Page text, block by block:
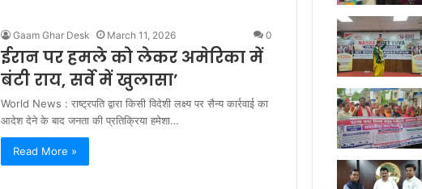
Gaam Ghar Desk March 11, 2026 0
ईरान पर हमले को लेकर अमेरिका में
बंटी राय, सर्वे में खुलासा’
World News : राष्ट्रपति द्वारा किसी विदेशी लक्ष्य पर सैन्य कार्रवाई का
आदेश देने के बाद जनता की प्रतिक्रिया हमेशा…
Read More »